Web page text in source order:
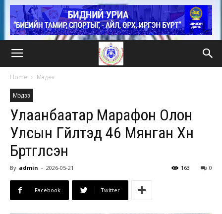
Home Мэдээ
Мэдээ
Улаанбаатар Марафон Олон
Улсын Гүйлтэд 46 Мянган Хүн
Бүртгүүлсэн
By admin - 2026-05-21 0
163
Facebook Twitter